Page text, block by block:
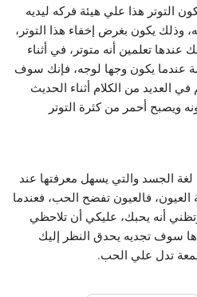
التوتر هذا علي هيئة فركه ليديه
وذلك يكون بغرض إخفاء هذا التوتر،
عندها تعلمين أنه متوتر، في أثناء
عندما يكون وجها لوجه، فإنك سوف
في العديد من الكلام أثناء الحديث
ويصبح أحمر من كثرة التوتر
الجسد والتي يسهل معرفتها عند
فالعيون تفضح الحب، فعندما
أنه يحبك، عليكي أن تلاحظي
سوف تجديه يحدق النظر إليك
تدل علي الحب.